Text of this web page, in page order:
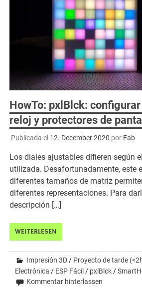
HowTo: pxlBlck:
reloj y protectores de
Publicada el 12. December 2020 por Fab
Los diales ajustables difieren según
utilizada. Desafortunadamente, este
diferentes tamaños de matriz
diferentes representaciones. Para
descripción […]
WEITERLESEN
Impresión 3D / Proyecto de tarde
Electrónica / ESP Fácil / pxlBlck /
Kommentar hinterlassen